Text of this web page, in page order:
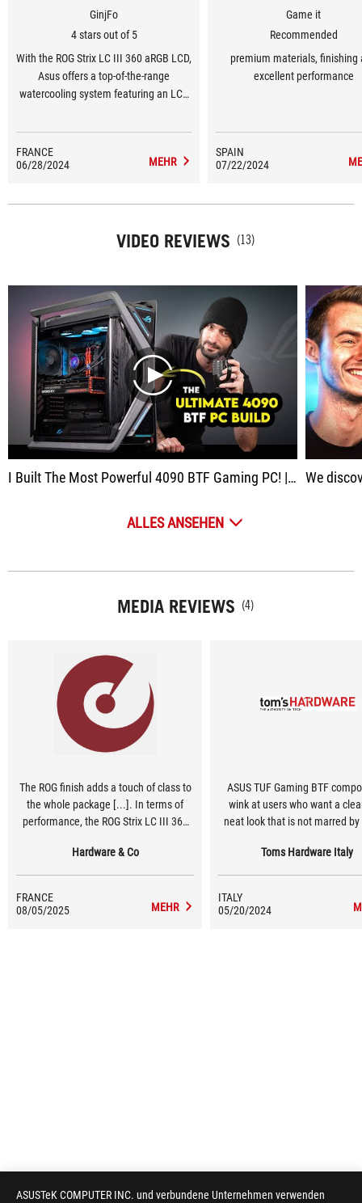
ASUSTeK COMPUTER INC. und verbundene Unternehmen verwenden
GinjFo
4 stars out of 5
With the ROG Strix LC III 360 aRGB LCD,
Asus offers a top-of-the-range
watercooling system featuring an LCD
animations and real-time monitoring of
certain critical parameters. In use, we
find solid cooling performance…
FRANCE
06/28/2024
MEHR
Game it
Recommended
premium materials, finishing
excellent performance
SPAIN
07/22/2024
VIDEO REVIEWS (13)
play
I Built The Most Powerful 4090 BTF Gaming PC! | ASUS ROG Hyperion BTF Edition We
ALLES ANSEHEN
MEDIA REVIEWS (4)
The ROG finish adds a touch of class to
the whole package [...]. In terms of
performance, the ROG Strix LC III 360
comfortable in all the tests we put it
through. Ultimately, the ROG Strix LC III
Hardware & Co
FRANCE
08/05/2025
MEHR
ASUS TUF Gaming BTF
wink at users who want a
neat look that is not marred
a niche solution, but it could
out to be the next trend in the
components of this type
Toms Hardware Italy
ITALY
05/20/2024